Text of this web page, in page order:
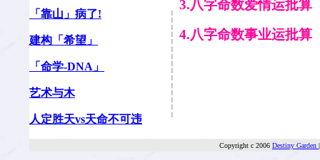
「靠山」病了!
建构「希望」
「命学-DNA」
艺术与木
人定胜天vs天命不可违
3.八字命数爱情运批算
4.八字命数事业运批算
Copyright c 2006 Destiny Garden